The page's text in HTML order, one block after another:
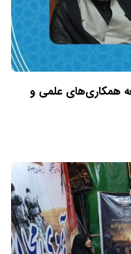
همکاری‌های علمی و